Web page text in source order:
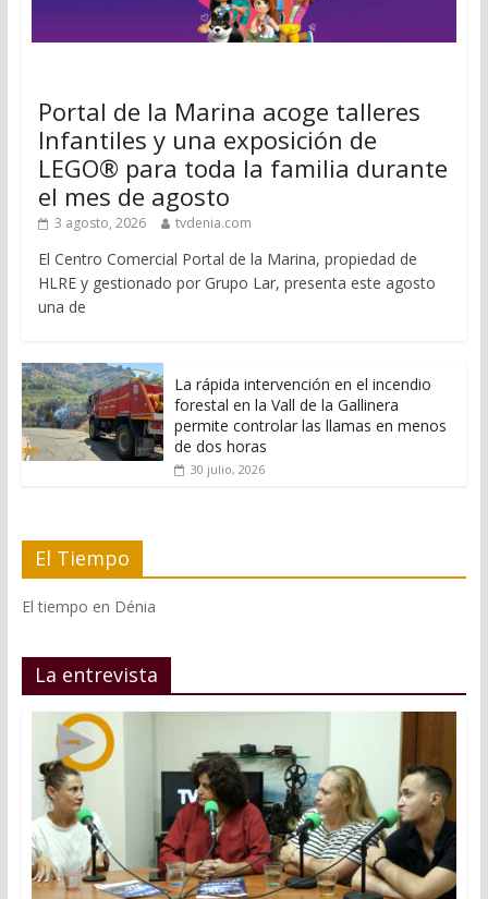
Portal de la Marina acoge talleres
Infantiles y una exposición de
LEGO® para toda la familia durante
el mes de agosto
3 agosto, 2026 tvdenia.com
El Centro Comercial Portal de la Marina, propiedad de
HLRE y gestionado por Grupo Lar, presenta este agosto
una de
La rápida intervención en el incendio
forestal en la Vall de la Gallinera
permite controlar las llamas en menos
de dos horas
30 julio, 2026
El Tiempo
El tiempo en Dénia
La entrevista